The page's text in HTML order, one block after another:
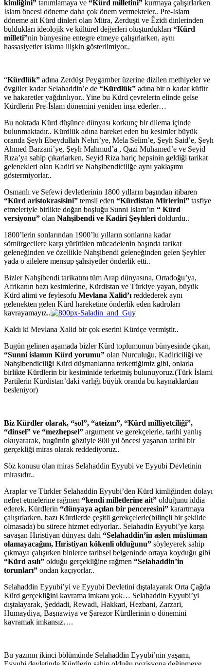
kimliğini” tanımlamaya ve “Kürd milletini” kurmaya çalışırlarken
İslam öncesi döneme daha çok önem vermekteler.. Pre-İslam
döneme ait Kürd dinleri olan Mitra, Zerduşti ve Êzidi dinlerinden
buldukları ideolojik ve kültürel değerleri oluşturdukları “Kürd
milleti”nin bünyesine entegre etmeye çalışırlarken, aynı
hassasiyetler islama ilişkin gösterilmiyor..
“Kürdlük” adına Zerdüşt Peygamber üzerine dizilen methiyeler ve
övgüler kadar Selahaddin’e de “Kürdlük” adına bir o kadar küfür
ve hakaretler yağdırılıyor.. Yine bu Kürd çevrelerin elinde gelse
Kürdlerin Pre-İslam dönemini yeniden inşa ederler…
Bu noktada Kürd düşünce dünyası korkunç bir dilema içinde
bulunmaktadır.. Kürdlük adına hareket eden bu kesimler büyük
oranda Şeyh Ebeydullah Nehri’ye, Mela Selim’e, Şeyh Said’e, Şeyh
Ahmed Barzani’ye, Şeyh Mahmud’a , Qazi Muhamed’e ve Seyid
Rıza’ya sahip çıkarlarken, Seyid Riza hariç hepsinin geldiği tarikat
gelenekleri olan Kadiri ve Nahşibendiciliğe aynı yaklaşımı
göstermiyorlar..
Osmanlı ve Sefewi devletlerinin 1800 yılların başından itibaren
“Kürd aristokrasisini” temsil eden “Kürdistan Mirlerini” tasfiye
etmeleriyle birlikte doğan boşluğu Sunni İslam’ın “ Kürd
versiyonu” olan Nahşibendi ve Kadiri Şeyhleridoldurdu..
1800’lerin sonlarından 1900’lu yılların sonlarına kadar
sömürgecilere karşı yürütülen mücadelenin başında tarikat
geleneğinden ve özellikle Nahşibendi geleneğinden gelen Şeyhler
yada o ailelere mensup şahsiyetler önderlik etti..
Bizler Nahşibendi tarikatını tüm Arap dünyasına, Ortadoğu’ya,
Afrikanın bazı kesimlerine, Kürdistan ve Türkiye yayan, büyük
Kürd alimi ve feylesofu Mevlana Xalid’ıreddederek aynı
gelenekten gelen Kürd hareketine önderlik eden kadroları
kavrayamayız..
Kaldı ki Mevlana Xalid bir çok eserini Kürdçe vermiştir..
Bugün gelinen aşamada bizler Kürd toplumunun bünyesinde çıkan,
“Sunni islamın Kürd yorumu” olan Nurculuğu, Kadiriciliği ve
Nahşibendiciliği Kürd düşmanlarına terkettiğimiz gibi, onlarla
birlikte Kürdlerin bir kesiminide terketmiş bulunuyoruz.(Türk İslami
Partilerin Kürdistan’daki varlığı büyük oranda bu kaynaklardan
besleniyor)
Biz Kürdler olarak, “sol”, “ateizm”, “Kürd milliyetciliği”,
“dinsel” ve “mezhepsel” argument ve gerekçelerle, tarihi yanlış
okuyararak, bugünün gözüyle 800 yıl öncesi yaşanan tarihi bir
gerçekliği miras olarak reddediyoruz..
Söz konusu olan miras Selahaddin Eyyubi ve Eyyubi Devletinin
mirasıdır..
Araplar ve Türkler Selahaddin Eyyubi’den Kürd kimliğinden dolayı
nefret etmelerine rağmen “kendi milletlerine ait” olduğunu iddia
ederek, Kürdlerin “dünyaya açılan bir penceresini” karartmaya
çalışırlarken, bazı Kürdlerde çeşitli gerekçelerle(bilinçli bir şekilde
olmasada) bu sürece hizmet ediyorlar.. Selahadin Eyyubi’ye karşı
savaşan Hıristiyan dünyası dahi “Selahaddin’in aslen müslüman
olamayacağını, Hıristiyan kökenli olduğunu” söyleyerek sahip
çıkmaya çalışırken binlerce tarihsel belgeninde ortaya koyduğu gibi
“Kürd asılı” olduğu gerçekliğine rağmen “Selahaddin’in
torunları” ondan kaçıyorlar..
Selahaddin Eyyubi’yi ve Eyyubi Devletini dıştalayarak Orta Çağda
Kürd gerçekliğini kavrama imkanı yok… Selahaddin Eyyubi’yi
dıştalayarak, Şeddadi, Rewadi, Hakkari, Hezbani, Zarzari,
Humaydiya, Başnawiya ve Şarezor Kürdlerinin o dönemini
kavramak imkansız….
Bu yazının ikinci bölümünde Selahaddin Eyyubi’nin yaşamı,